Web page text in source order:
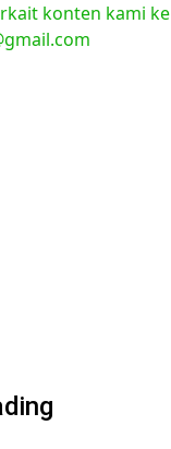
konten kami ke